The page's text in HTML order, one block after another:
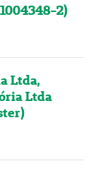
2)
Ltda,
Ltda